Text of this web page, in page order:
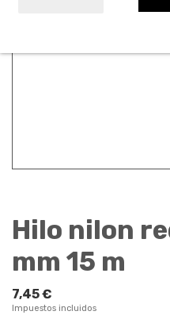
Hilo nilon
mm 15 m
7,45 €
Impuestos incluidos